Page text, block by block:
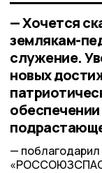
— Хочется
землякам-
служение.
новых